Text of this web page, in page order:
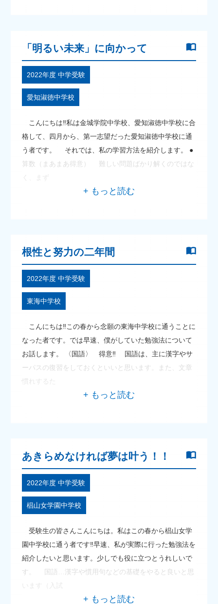
「明るい未来」に向かって
2022年度 中学受験
愛知淑徳中学校
こんにちは‼私は金城学院中学校、愛知淑徳中学校に合
格して、四月から、第一志望だった愛知淑徳中学校に通
う者です。 それでは、私の学習方法を紹介します。 ●
算数（まあまあ得意） 難しい問題ばかり解くのではな
く、まず
根性と努力の二年間
2022年度 中学受験
東海中学校
こんにちは‼この春から念願の東海中学校に通うことに
なった者です。では早速、僕がしていた勉強法について
お話します。 〈国語〉 得意‼ 国語は、主に漢字やサ
ーパスの復習をしておくといいと思います。また、文章
慣れするた
あきらめなければ夢は叶う！！
2022年度 中学受験
椙山女学園中学校
受験生の皆さんこんにちは。私はこの春から椙山女学
園中学校に通う者です‼早速、私が実際に行った勉強法を
紹介したいと思います。少しでも役に立つとうれしいで
す。 国語…漢字や慣用句などの基礎をやると良いと思
います（入試